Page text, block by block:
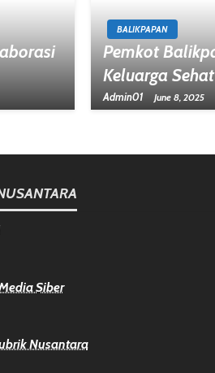
BALIKPAPAN
Pemkot
Keluarga
Admin01 June 8, 2025
Siber
Nusantara